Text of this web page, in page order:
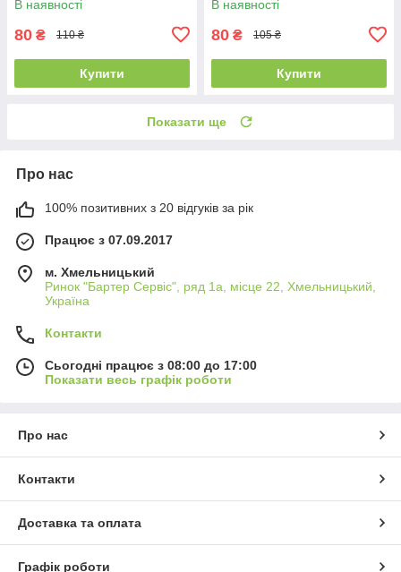
В наявності
80 ₴ 110 ₴
Купити
В наявності
80 ₴ 105 ₴
Купити
Показати ще
Про нас
100% позитивних з 20 відгуків за рік
Працює з 07.09.2017
м. Хмельницький
Ринок "Бартер Сервіс", ряд 1а, місце 22, Хмельницький,
Україна
Контакти
Сьогодні працює з 08:00 до 17:00
Показати весь графік роботи
Про нас
Контакти
Доставка та оплата
Графік роботи